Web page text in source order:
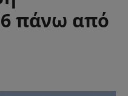
πάνω από